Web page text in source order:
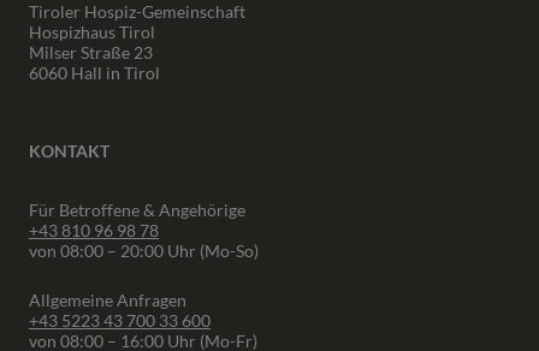
Tiroler Hospiz-Gemeinschaft
Hospizhaus Tirol
Milser Straße 23
6060 Hall in Tirol
KONTAKT
Für Betroffene & Angehörige
+43 810 96 98 78
von 08:00 – 20:00 Uhr (Mo-So)
Allgemeine Anfragen
+43 5223 43 700 33 600
von 08:00 – 16:00 Uhr (Mo-Fr)